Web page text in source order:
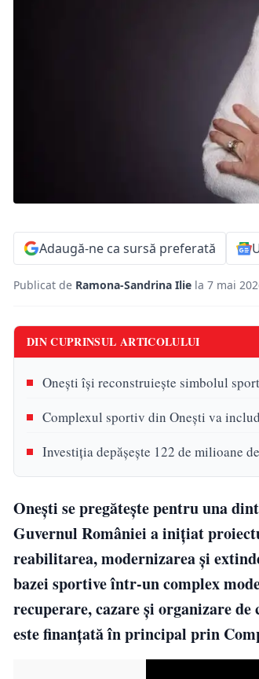
Adaugă-ne ca sursă preferată
Publicat de Ramona-Sandrina Ilie la 7 mai
DIN CUPRINSUL ARTICOLULUI
Onești își reconstruiește simbolul
Complexul sportiv din Onești va
Investiția depășește 122 de milioane
Onești se pregătește pentru una
Guvernul României a inițiat
reabilitarea, modernizarea și
bazei sportive într-un complex
recuperare, cazare și organizare
este finanțată în principal prin